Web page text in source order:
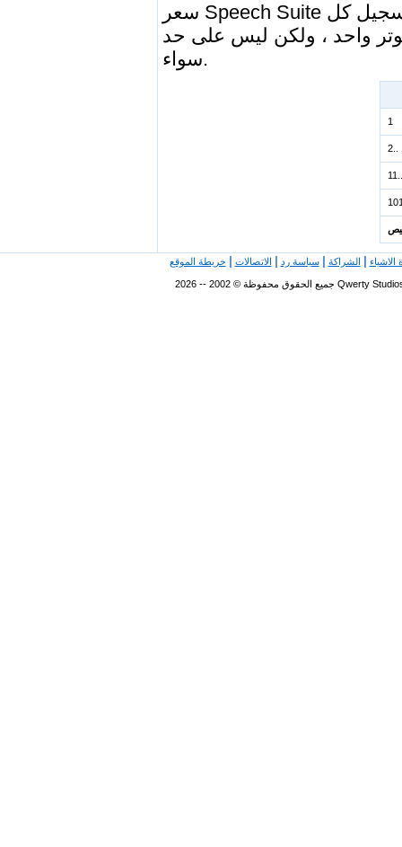
سعر Speech Suite يعتمد على كمية من التراخيص التي تريد شراء. ويمكن تسجيل كل
واحد ، ولكن ليس على حد
سواء.
1
2..
الاشياء | الشراكة | سياسة رد | الاتصالات | خريطة الموقع